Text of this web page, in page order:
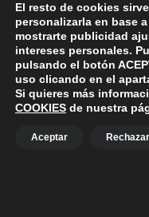
AYUNTAMIENTO DE POLANCO
Ayuntamiento de
+34
El resto de cookies
personalizarla en base
mostrarte publicidad
intereses personales.
pulsando el botón
uso clicando en el
Si quieres más
COOKIES de nuestra
Aceptar Rechazar